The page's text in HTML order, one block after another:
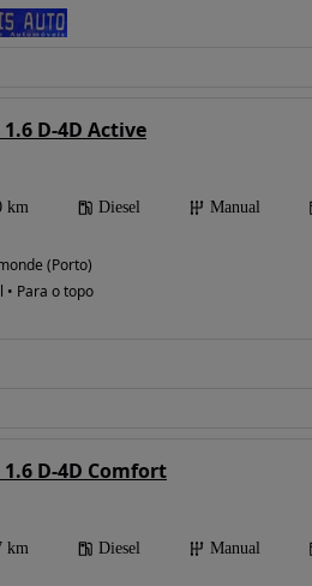
D-4D Active
km Diesel Manual
(Porto)
• Para o topo
D-4D Comfort
km Diesel Manual